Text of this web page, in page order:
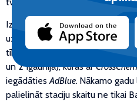
Izpētot patērētāju vēlmes un
uzņēmums daudz darba un laika
tīkla izveidei un attīstībai.
un 2 Igaunijā), kurās ar
iegādātiesAdBlue. Nākamo
palielināt staciju skaitu ne tikai